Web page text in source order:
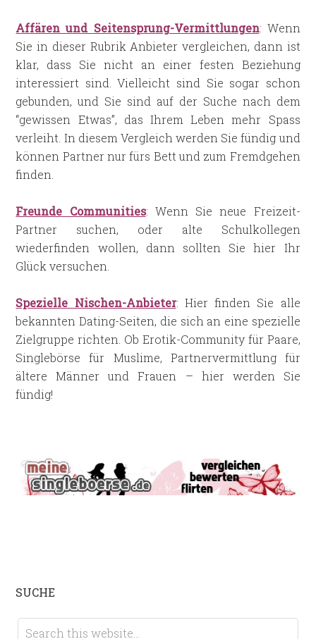
Affären und Seitensprung-Vermittlungen: Wenn
Sie in dieser Rubrik Anbieter vergleichen, dann ist
klar, dass Sie nicht an einer festen Beziehung
interessiert sind. Vielleicht sind Sie sogar schon
gebunden, und Sie sind auf der Suche nach dem
“gewissen Etwas”, das Ihrem Leben mehr Spass
verleiht. In diesem Vergleich werden Sie fündig und
können Partner nur fürs Bett und zum Fremdgehen
finden.
Freunde Communities: Wenn Sie neue Freizeit-
Partner suchen, oder alte Schulkollegen
wiederfinden wollen, dann sollten Sie hier Ihr
Glück versuchen.
Spezielle Nischen-Anbieter: Hier finden Sie alle
bekannten Dating-Seiten, die sich an eine spezielle
Zielgruppe richten. Ob Erotik-Community für Paare,
Singlebörse für Muslime, Partnervermittlung für
ältere Männer und Frauen – hier werden Sie
fündig!
SUCHE